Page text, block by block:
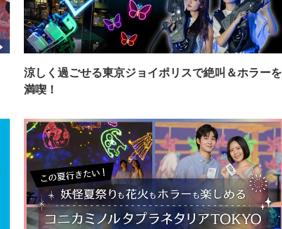
涼しく過ごせる東京ジョイポリスで絶叫＆ホラーを
満喫！